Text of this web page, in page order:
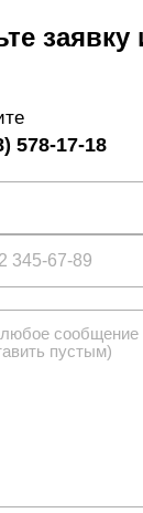
заявку
578-17-18